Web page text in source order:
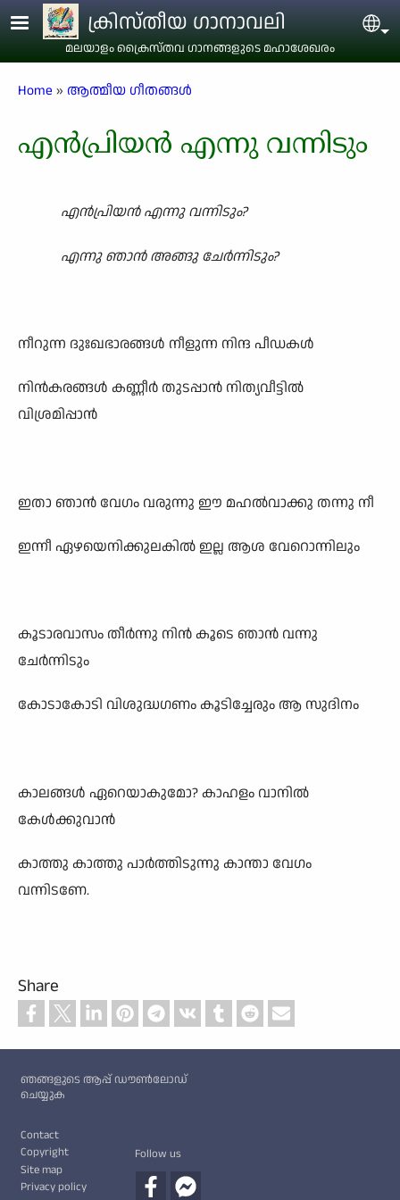
Skip to main contentക്രിസ്തീയ ഗാനാവലി
മലയാളം ക്രൈസ്തവ ഗാനങ്ങളുടെ മഹാശേഖരം
Breadcrumb
Home ആത്മീയ ഗീതങ്ങൾ
എൻപ്രിയൻ എന്നു വന്നിടും
എൻപ്രിയൻ എന്നു വന്നിടും?
എന്നു ഞാൻ അങ്ങു ചേർന്നിടും?
നീറുന്ന ദുഃഖഭാരങ്ങൾ നീളുന്ന നിന്ദ പീഡകൾ
നിൻകരങ്ങൾ കണ്ണീർ തുടപ്പാൻ നിത്യവീട്ടിൽ
വിശ്രമിപ്പാൻ
ഇതാ ഞാൻ വേഗം വരുന്നു ഈ മഹൽവാക്കു തന്നു നീ
ഇന്നീ ഏഴയെനിക്കുലകിൽ ഇല്ല ആശ വേറൊന്നിലും
കൂടാരവാസം തീർന്നു നിൻ കൂടെ ഞാൻ വന്നു
ചേർന്നിടും
കോടാകോടി വിശുദ്ധഗണം കൂടിച്ചേരും ആ സുദിനം
കാലങ്ങൾ ഏറെയാകുമോ? കാഹളം വാനിൽ
കേൾക്കുവാൻ
കാത്തു കാത്തു പാർത്തിടുന്നു കാന്താ വേഗം
വന്നിടണേ.
Share
ഞങ്ങളുടെ ആപ്പ് ഡൗൺലോഡ്
ചെയ്യുക
Contact
Copyright
Site map
Privacy policy
Follow us